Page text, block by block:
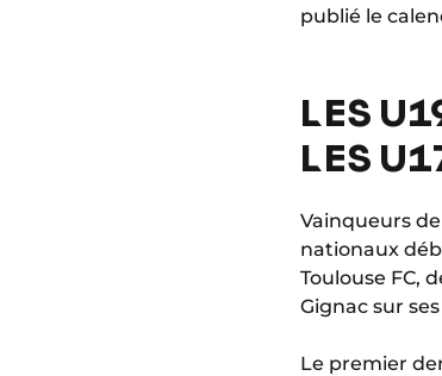
publié le
LES
LES
Vainqueurs
nationaux
Toulouse FC,
Gignac sur
Le premier